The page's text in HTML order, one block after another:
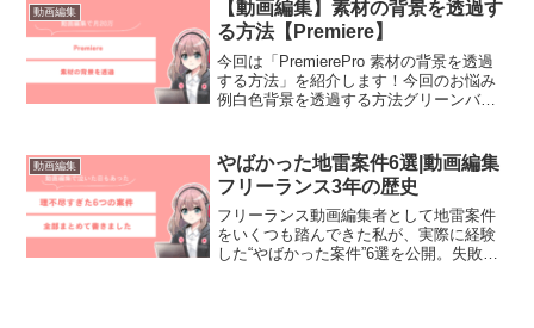
動画編集
【動画編集】素材の背景を透過す
る方法【Premiere】
今回は「PremierePro 素材の背景を透過
する方法」を紹介します！今回のお悩み
例白色背景を透過する方法グリーンバッ
動画編集
やばかった地雷案件6選|動画編集
フリーランス3年の歴史
フリーランス動画編集者として地雷案件
をいくつも踏んできた私が、実際に経験
した“やばかった案件”6選を公開。失敗か